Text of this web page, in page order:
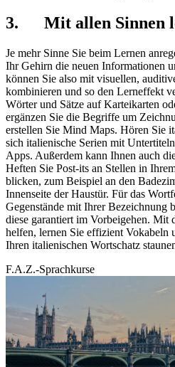
3. Mit allen Sinnen
Je mehr Sinne Sie beim Lernen
Ihr Gehirn die neuen Informationen
können Sie also mit visuellen,
kombinieren und so den Lerneffekt
Wörter und Sätze auf Karteikarten
ergänzen Sie die Begriffe um
erstellen Sie Mind Maps. Hören Sie
sich italienische Serien mit
Apps. Außerdem kann Ihnen auch
Heften Sie Post-its an Stellen in
blicken, zum Beispiel an den
Innenseite der Haustür. Für das
Gegenstände mit Ihrer Bezeichnung
diese garantiert im Vorbeigehen. Mit
helfen, lernen Sie effizient Vokabeln
Ihren italienischen Wortschatz
F.A.Z.-Sprachkurse